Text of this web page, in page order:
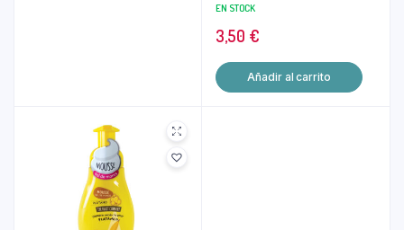
EN STOCK
3,50 €
Añadir al carrito